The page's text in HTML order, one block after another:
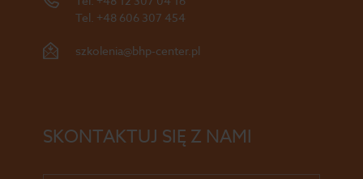
Tel. +48 606 307 454
szkolenia@bhp-center.pl
SKONTAKTUJ SIĘ Z NAMI